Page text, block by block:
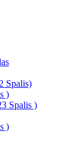
Spalis)
)
Spalis )
)